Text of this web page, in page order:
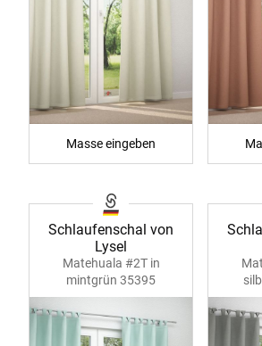
Masse eingeben
Schlaufenschal von
Lysel
Matehuala #2T in
mintgrün 35395